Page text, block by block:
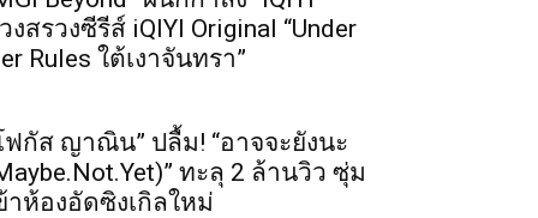
งสรวงซีรีส์ iQIYI Original “Under
Rules ใต้เงาจันทรา”
ฟกัส ญาณิน” ปลื้ม! “อาจจะยังนะ
ทะลุ 2 ล้านวิว ซุ่ม
าห้องอัดซิงเกิลใหม่